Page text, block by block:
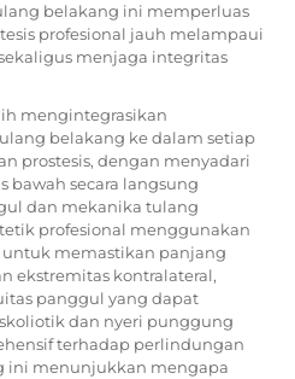
belakang ini memperluas
profesional jauh melampaui
menjaga integritas
mengintegrasikan
belakang ke dalam setiap
prostesis, dengan menyadari
bawah secara langsung
dan mekanika tulang
profesional menggunakan
memastikan panjang
ekstremitas kontralateral,
panggul yang dapat
dan nyeri punggung
terhadap perlindungan
ini menunjukkan mengapa